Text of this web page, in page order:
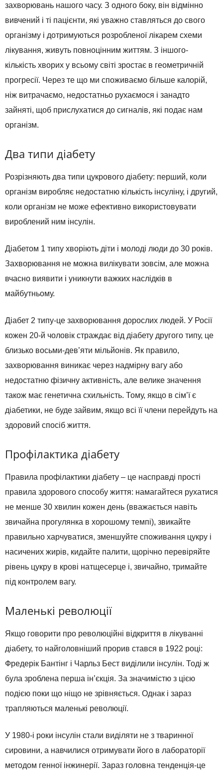
захворювань нашого часу. З одного боку, він відмінно
вивчений і ті пацієнти, які уважно ставляться до свого
організму і дотримуються розробленої лікарем схеми
лікування, живуть повноцінним життям. З іншого-
кількість хворих у всьому світі зростає в геометричній
прогресії. Через те що ми споживаємо більше калорій,
ніж витрачаємо, недостатньо рухаємося і занадто
зайняті, щоб прислухатися до сигналів, які подає нам
організм.
Два типи діабету
Розрізняють два типи цукрового діабету: перший, коли
організм виробляє недостатню кількість інсуліну, і другий,
коли організм не може ефективно використовувати
вироблений ним інсулін.
Діабетом 1 типу хворіють діти і молоді люди до 30 років.
Захворювання не можна вилікувати зовсім, але можна
вчасно виявити і уникнути важких наслідків в
майбутньому.
Діабет 2 типу-це захворювання дорослих людей. У Росії
кожен 20-й чоловік страждає від діабету другого типу, це
близько восьми-дев’яти мільйонів. Як правило,
захворювання виникає через надмірну вагу або
недостатню фізичну активність, але велике значення
також має генетична схильність. Тому, якщо в сім’ї є
діабетики, не буде зайвим, якщо всі її члени перейдуть на
здоровий спосіб життя.
Профілактика діабету
Правила профілактики діабету – це насправді прості
правила здорового способу життя: намагайтеся рухатися
не менше 30 хвилин кожен день (вважається навіть
звичайна прогулянка в хорошому темпі), звикайте
правильно харчуватися, зменшуйте споживання цукру і
насичених жирів, кидайте палити, щорічно перевіряйте
рівень цукру в крові натщесерце і, звичайно, тримайте
під контролем вагу.
Маленькі революції
Якщо говорити про революційні відкриття в лікуванні
діабету, то найголовніший прорив стався в 1922 році:
Фредерік Бантінг і Чарльз Бест виділили інсулін. Тоді ж
була зроблена перша ін’єкція. За значимістю з цією
подією поки що ніщо не зрівняється. Однак і зараз
трапляються маленькі революції.
У 1980-і роки інсулін стали виділяти не з тваринної
сировини, а навчилися отримувати його в лабораторії
методом генної інжинерії. Зараз головна тенденція-це